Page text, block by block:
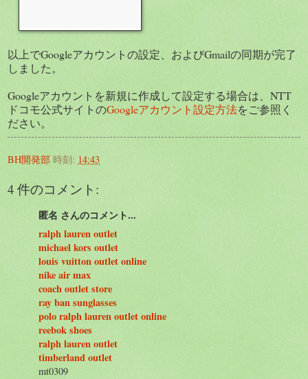
以上でGoogleアカウントの設定、およびGmailの同期が完了
しました。
Googleアカウントを新規に作成して設定する場合は、NTT
ドコモ公式サイトのGoogleアカウント設定方法をご参照く
ださい。
BH開発部 時刻: 14:43
4 件のコメント:
匿名 さんのコメント...
ralph lauren outlet
michael kors outlet
louis vuitton outlet online
nike air max
coach outlet store
ray ban sunglasses
polo ralph lauren outlet online
reebok shoes
ralph lauren outlet
timberland outlet
mt0309